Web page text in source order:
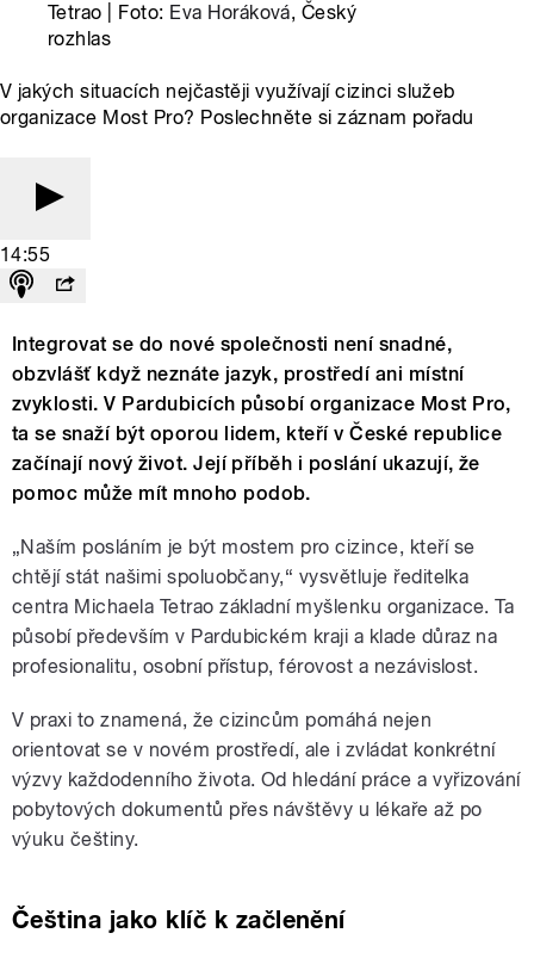
Tetrao | Foto: Eva Horáková, Český
rozhlas
V jakých situacích nejčastěji využívají cizinci služeb
organizace Most Pro? Poslechněte si záznam pořadu
14:55
Integrovat se do nové společnosti není snadné,
obzvlášť když neznáte jazyk, prostředí ani místní
zvyklosti. V Pardubicích působí organizace Most Pro,
ta se snaží být oporou lidem, kteří v České republice
začínají nový život. Její příběh i poslání ukazují, že
pomoc může mít mnoho podob.
„Naším posláním je být mostem pro cizince, kteří se
chtějí stát našimi spoluobčany,“ vysvětluje ředitelka
centra Michaela Tetrao základní myšlenku organizace. Ta
působí především v Pardubickém kraji a klade důraz na
profesionalitu, osobní přístup, férovost a nezávislost.
V praxi to znamená, že cizincům pomáhá nejen
orientovat se v novém prostředí, ale i zvládat konkrétní
výzvy každodenního života. Od hledání práce a vyřizování
pobytových dokumentů přes návštěvy u lékaře až po
výuku češtiny.
Čeština jako klíč k začlenění